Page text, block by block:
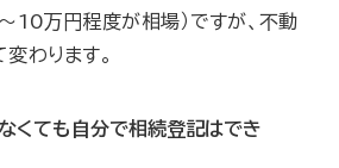
10万円程度が相場）ですが、不動
わります。
くても自分で相続登記はでき